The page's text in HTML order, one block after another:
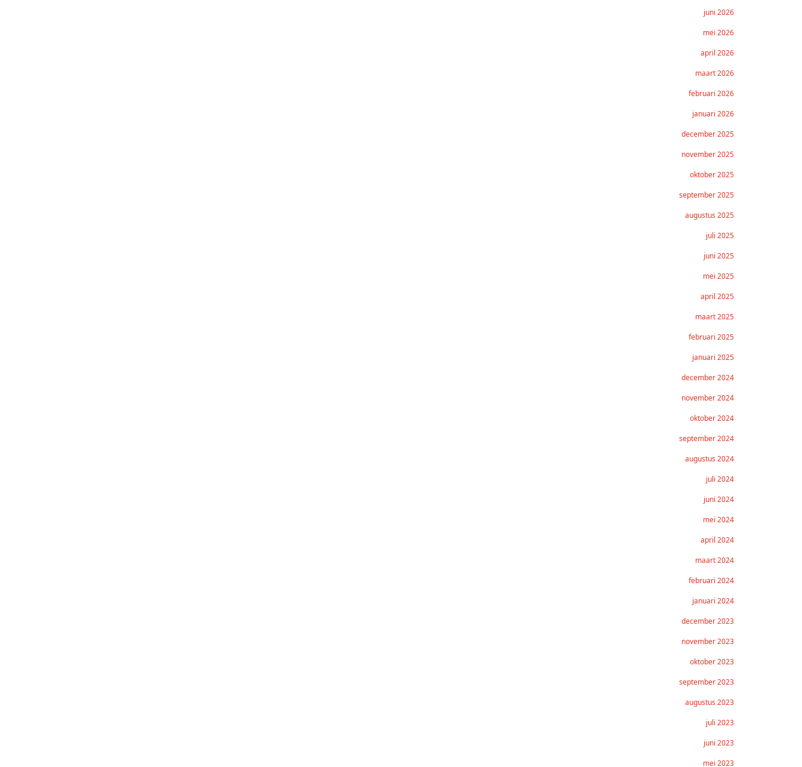
juni 2026
mei 2026
april 2026
maart 2026
februari 2026
januari 2026
december 2025
november 2025
oktober 2025
september 2025
augustus 2025
juli 2025
juni 2025
mei 2025
april 2025
maart 2025
februari 2025
januari 2025
december 2024
november 2024
oktober 2024
september 2024
augustus 2024
juli 2024
juni 2024
mei 2024
april 2024
maart 2024
februari 2024
januari 2024
december 2023
november 2023
oktober 2023
september 2023
augustus 2023
juli 2023
juni 2023
mei 2023